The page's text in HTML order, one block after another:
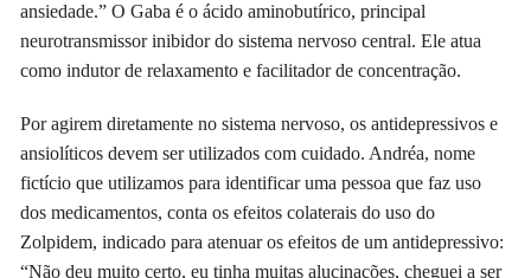
ansiedade.” O Gaba é o ácido aminobutírico, principal
neurotransmissor inibidor do sistema nervoso central. Ele atua
como indutor de relaxamento e facilitador de concentração.
Por agirem diretamente no sistema nervoso, os antidepressivos e
ansiolíticos devem ser utilizados com cuidado. Andréa, nome
fictício que utilizamos para identificar uma pessoa que faz uso
dos medicamentos, conta os efeitos colaterais do uso do
Zolpidem, indicado para atenuar os efeitos de um antidepressivo:
“Não deu muito certo, eu tinha muitas alucinações, cheguei a ser